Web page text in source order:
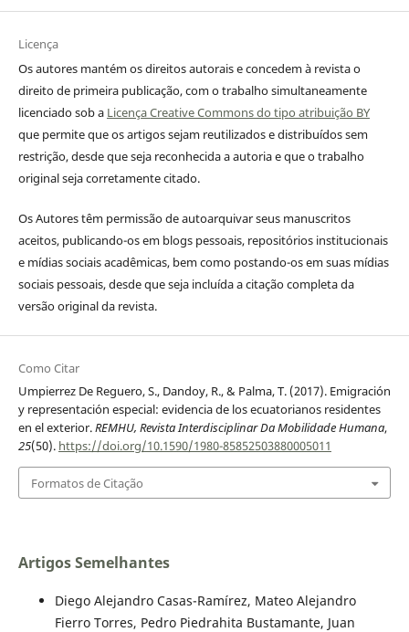
Licença
Os autores mantém os direitos autorais e concedem à revista o
direito de primeira publicação, com o trabalho simultaneamente
licenciado sob a Licença Creative Commons do tipo atribuição BY
que permite que os artigos sejam reutilizados e distribuídos sem
restrição, desde que seja reconhecida a autoria e que o trabalho
original seja corretamente citado.
Os Autores têm permissão de autoarquivar seus manuscritos
aceitos, publicando-os em blogs pessoais, repositórios institucionais
e mídias sociais acadêmicas, bem como postando-os em suas mídias
sociais pessoais, desde que seja incluída a citação completa da
versão original da revista.
Como Citar
Umpierrez De Reguero, S., Dandoy, R., & Palma, T. (2017). Emigración
y representación especial: evidencia de los ecuatorianos residentes
en el exterior.REMHU, Revista Interdisciplinar Da Mobilidade Humana,
25(50). https://doi.org/10.1590/1980-85852503880005011
Formatos de Citação
Artigos Semelhantes
Diego Alejandro Casas-Ramírez, Mateo Alejandro
Fierro Torres, Pedro Piedrahita Bustamante, Juan